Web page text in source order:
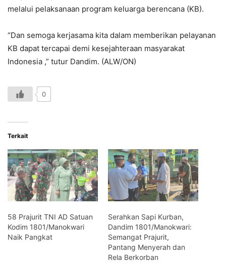
melalui pelaksanaan program keluarga berencana (KB).
“Dan semoga kerjasama kita dalam memberikan pelayanan
KB dapat tercapai demi kesejahteraan masyarakat
Indonesia ,” tutur Dandim. (ALW/ON)
0
Terkait
58 Prajurit TNI AD Satuan
Kodim 1801/Manokwari
Naik Pangkat
Serahkan Sapi Kurban,
Dandim 1801/Manokwari:
Semangat Prajurit,
Pantang Menyerah dan
Rela Berkorban